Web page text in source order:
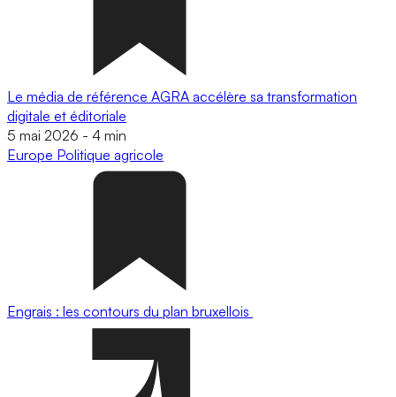
Le média de référence AGRA accélère sa transformation
digitale et éditoriale
5 mai 2026 - 4 min
Europe Politique agricole
Engrais : les contours du plan bruxellois